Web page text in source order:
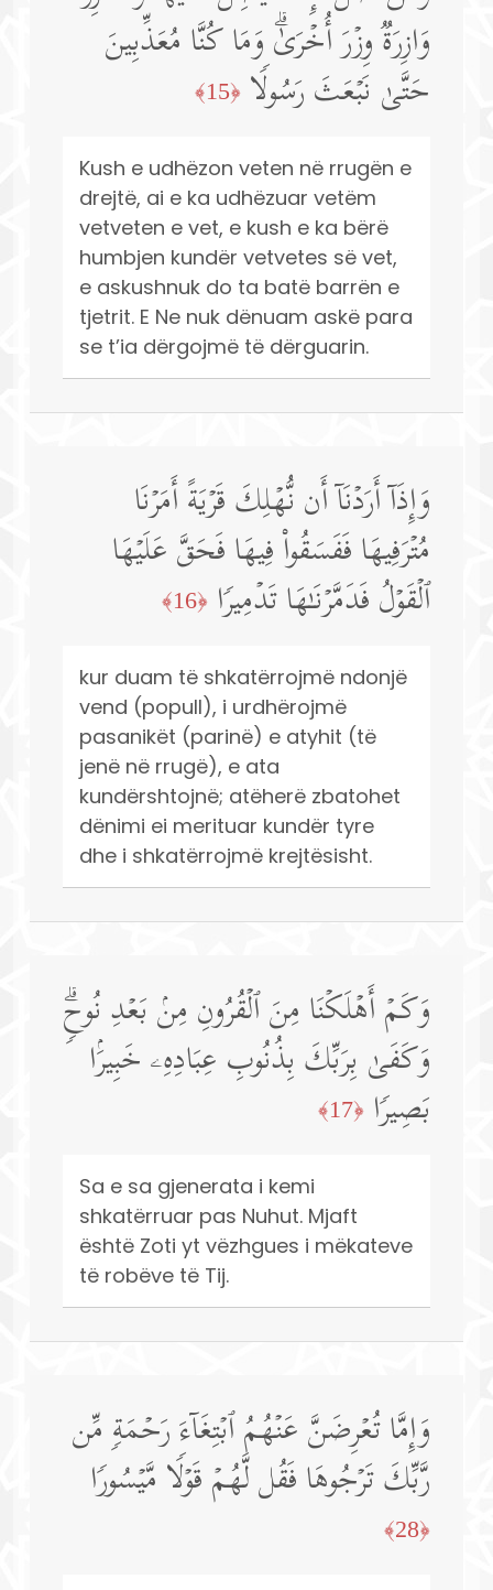
وَازِرَةࣱ وِزۡرَ أُخۡرَىٰۗ وَمَا كُنَّا مُعَذِّبِینَ
حَتَّىٰ نَبۡعَثَ رَسُولࣰا ﴿15﴾
Kush e udhëzon veten në rrugën e
drejtë, ai e ka udhëzuar vetëm
vetveten e vet, e kush e ka bërë
humbjen kundër vetvetes së vet,
e askushnuk do ta batë barrën e
tjetrit. E Ne nuk dënuam askë para
se t’ia dërgojmë të dërguarin.
وَإِذَاۤ أَرَدۡنَاۤ أَن نُّهۡلِكَ قَرۡیَةً أَمَرۡنَا
مُتۡرَفِیهَا فَفَسَقُوا۟ فِیهَا فَحَقَّ عَلَیۡهَا
ٱلۡقَوۡلُ فَدَمَّرۡنَـٰهَا تَدۡمِیرࣰا ﴿16﴾
kur duam të shkatërrojmë ndonjë
vend (popull), i urdhërojmë
pasanikët (parinë) e atyhit (të
jenë në rrugë), e ata
kundërshtojnë; atëherë zbatohet
dënimi ei merituar kundër tyre
dhe i shkatërrojmë krejtësisht.
وَكَمۡ أَهۡلَكۡنَا مِنَ ٱلۡقُرُونِ مِنۢ بَعۡدِ نُوحࣲۗ
وَكَفَىٰ بِرَبِّكَ بِذُنُوبِ عِبَادِهِۦ خَبِیرَۢا
بَصِیرࣰا ﴿17﴾
Sa e sa gjenerata i kemi
shkatërruar pas Nuhut. Mjaft
është Zoti yt vëzhgues i mëkateve
të robëve të Tij.
وَإِمَّا تُعۡرِضَنَّ عَنۡهُمُ ٱبۡتِغَاۤءَ رَحۡمَةࣲ مِّن
رَّبِّكَ تَرۡجُوهَا فَقُل لَّهُمۡ قَوۡلࣰا مَّیۡسُورࣰا
﴿28﴾